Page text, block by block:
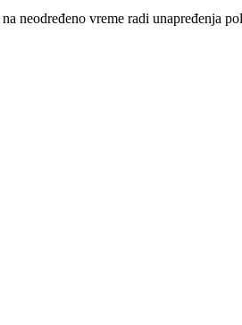
neodređeno vreme radi unapređenja